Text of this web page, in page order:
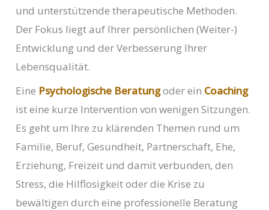
und unterstützende therapeutische Methoden.
Der Fokus liegt auf Ihrer persönlichen (Weiter-)
Entwicklung und der Verbesserung Ihrer
Lebensqualität.
Eine Psychologische Beratungoder ein Coaching
ist eine kurze Intervention von wenigen Sitzungen.
Es geht um Ihre zu klärenden Themen rund um
Familie, Beruf, Gesundheit, Partnerschaft, Ehe,
Erziehung, Freizeit und damit verbunden, den
Stress, die Hilflosigkeit oder die Krise zu
bewältigen durch eine professionelle Beratung